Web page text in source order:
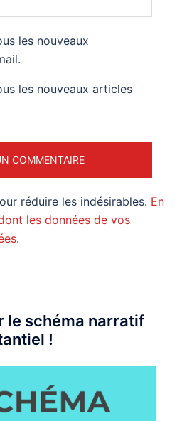
les nouveaux
les nouveaux articles
réduire les indésirables. En
les données de vos
.
le schéma narratif
!